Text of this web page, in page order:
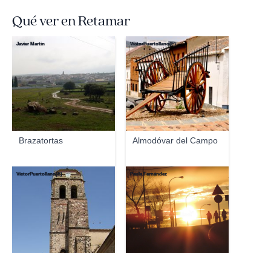
Qué ver en Retamar
Brazatortas
Javier Martin
Almodóvar del Campo
VíctorPuertollano(E)
VíctorPuertollano(E) Paula Fernández